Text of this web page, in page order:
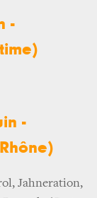
-
-
Jahneration,